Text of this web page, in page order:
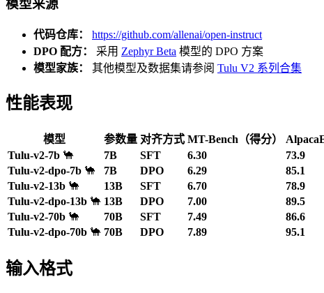
模型来源
代码仓库：
https://github.com/allenai/open-instruct
DPO 配方：
采用 Zephyr Beta 模型的 DPO 方案
模型家族：
其他模型及数据集请参阅 Tulu V2 系列合集
性能表现
模型 参数量 对齐方式 MT-Bench（得分）
Tulu-v2-7b 🐪 7B SFT 6.30
73.9
Tulu-v2-dpo-7b 🐪 7B DPO 6.29
85.1
Tulu-v2-13b 🐪 13B SFT 6.70
78.9
Tulu-v2-dpo-13b 🐪 13B DPO 7.00
89.5
Tulu-v2-70b 🐪 70B SFT 7.49
86.6
Tulu-v2-dpo-70b 🐪 70B DPO 7.89 95.1
输入格式